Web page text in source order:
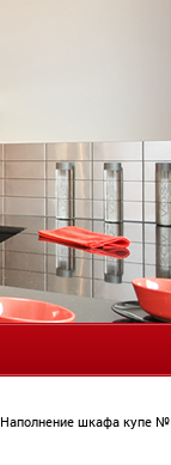
Наполнение шкафа купе